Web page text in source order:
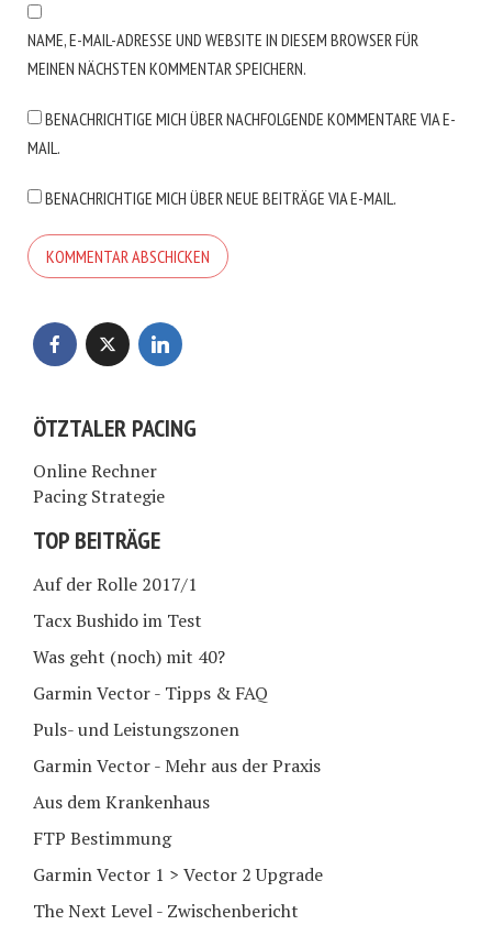
NAME, E-MAIL-ADRESSE UND WEBSITE IN DIESEM BROWSER FÜR
MEINEN NÄCHSTEN KOMMENTAR SPEICHERN.
BENACHRICHTIGE MICH ÜBER NACHFOLGENDE KOMMENTARE VIA E-
MAIL.
BENACHRICHTIGE MICH ÜBER NEUE BEITRÄGE VIA E-MAIL.
ÖTZTALER PACING
Online Rechner
Pacing Strategie
TOP BEITRÄGE
Auf der Rolle 2017/1
Tacx Bushido im Test
Was geht (noch) mit 40?
Garmin Vector - Tipps & FAQ
Puls- und Leistungszonen
Garmin Vector - Mehr aus der Praxis
Aus dem Krankenhaus
FTP Bestimmung
Garmin Vector 1 > Vector 2 Upgrade
The Next Level - Zwischenbericht